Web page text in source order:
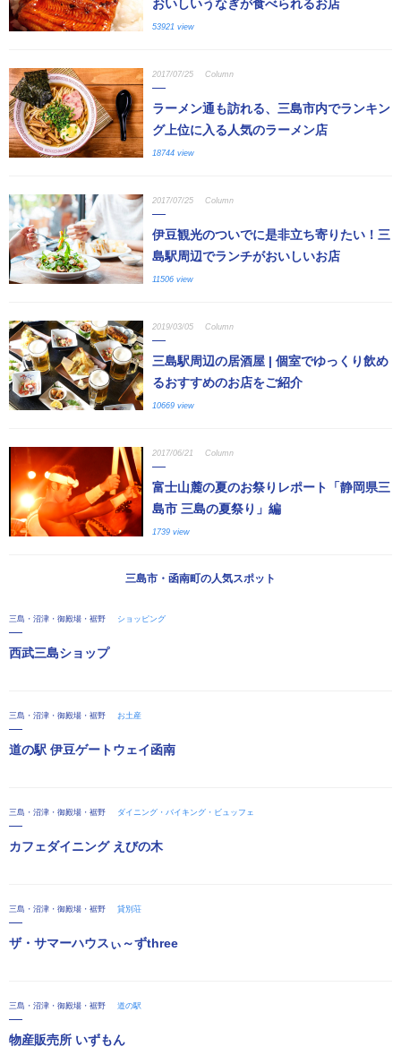
おいしいうなぎが食べられるお店
53921 view
2017/07/25 Column
ラーメン通も訪れる、三島市内でランキン
グ上位に入る人気のラーメン店
18744 view
2017/07/25 Column
伊豆観光のついでに是非立ち寄りたい！三
島駅周辺でランチがおいしいお店
11506 view
2019/03/05 Column
三島駅周辺の居酒屋 | 個室でゆっくり飲め
るおすすめのお店をご紹介
10669 view
2017/06/21 Column
富士山麓の夏のお祭りレポート「静岡県三
島市 三島の夏祭り」編
1739 view
三島市・函南町の人気スポット
三島・沼津・御殿場・裾野 ショッピング
西武三島ショップ
三島・沼津・御殿場・裾野 お土産
道の駅 伊豆ゲートウェイ函南
三島・沼津・御殿場・裾野 ダイニング・バイキング・ビュッフェ
カフェダイニング えびの木
三島・沼津・御殿場・裾野 貸別荘
ザ・サマーハウスぃ～ずthree
三島・沼津・御殿場・裾野 道の駅
物産販売所 いずもん